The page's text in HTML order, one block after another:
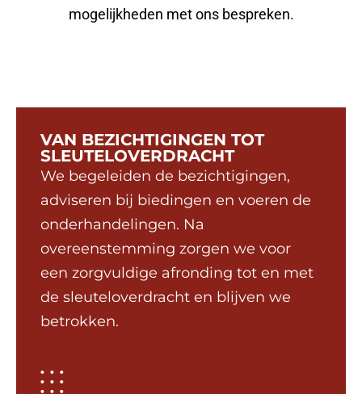
mogelijkheden met ons bespreken.
VAN BEZICHTIGINGEN TOT
SLEUTELOVERDRACHT
We begeleiden de bezichtigingen,
adviseren bij biedingen en voeren de
onderhandelingen. Na
overeenstemming zorgen we voor
een zorgvuldige afronding tot en met
de sleuteloverdracht en blijven we
betrokken.